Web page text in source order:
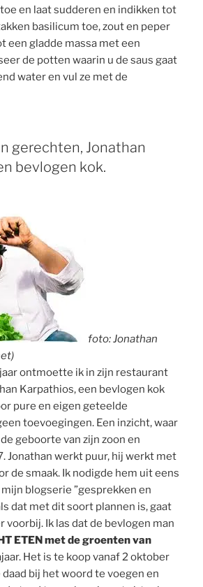
en laat sudderen en indikken tot
basilicum toe, zout en peper
een gladde massa met een
de potten waarin u de saus gaat
water en vul ze met de
gerechten, Jonathan
bevlogen kok.
foto: Jonathan
ontmoette ik in zijn restaurant
Karpathios, een bevlogen kok
pure en eigen geteelde
toevoegingen. Een inzicht, waar
geboorte van zijn zoon en
Jonathan werkt puur, hij werkt met
de smaak. Ik nodigde hem uit eens
blogserie ”gesprekken en
dat met dit soort plannen is, gaat
voorbij. Ik las dat de bevlogen man
ETEN met de groenten van
Het is te koop vanaf 2 oktober
daad bij het woord te voegen en